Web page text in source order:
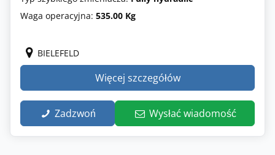
Waga operacyjna: 535.00 Kg
BIELEFELD
Więcej szczegółów
Zadzwoń Wysłać wiadomość